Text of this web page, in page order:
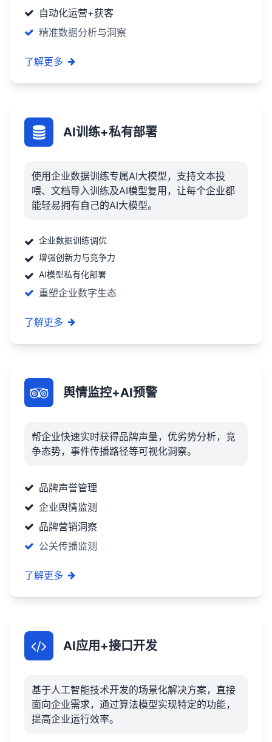
自动化运营+获客
精准数据分析与洞察
了解更多
AI训练+私有部署
使用企业数据训练专属AI大模型，支持文本投
喂、文档导入训练及AI模型复用，让每个企业都
能轻易拥有自己的AI大模型。
企业数据训练调优
增强创新力与竞争力
AI模型私有化部署
重塑企业数字生态
了解更多
舆情监控+AI预警
帮企业快速实时获得品牌声量，优劣势分析，竞
争态势，事件传播路径等可视化洞察。
品牌声誉管理
企业舆情监测
品牌营销洞察
公关传播监测
了解更多
AI应用+接口开发
基于人工智能技术开发的场景化解决方案，直接
面向企业需求，通过算法模型实现特定的功能，
提高企业运行效率。